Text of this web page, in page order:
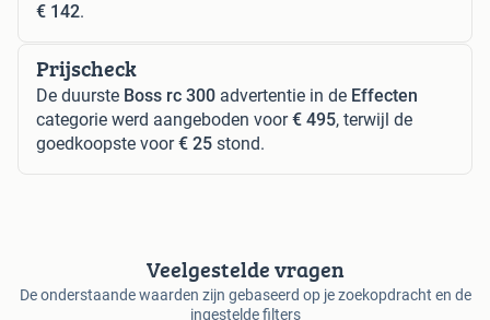
€ 142.
Prijscheck
De duurste Boss rc 300 advertentie in de Effecten
categorie werd aangeboden voor€ 495, terwijl de
goedkoopste voor€ 25 stond.
Veelgestelde vragen
De onderstaande waarden zijn gebaseerd op je zoekopdracht en de
ingestelde filters